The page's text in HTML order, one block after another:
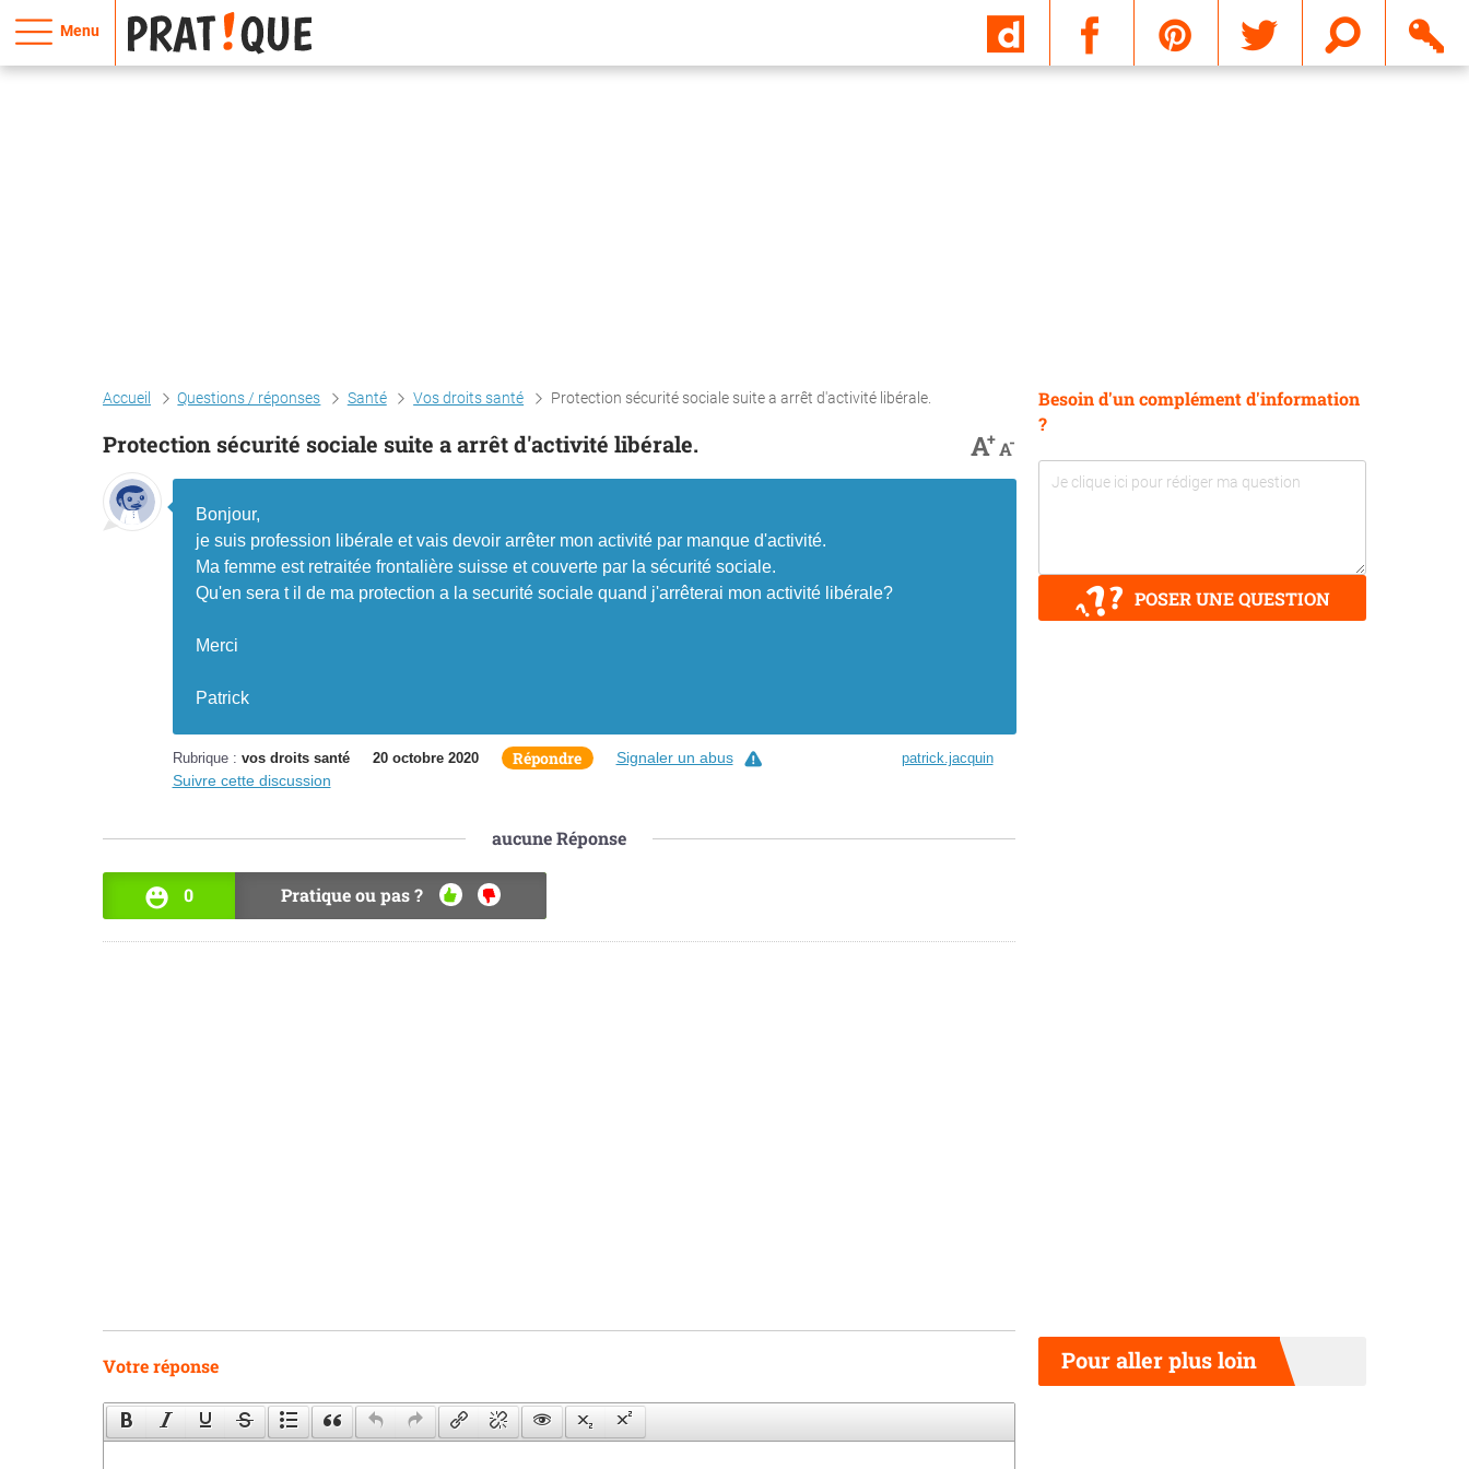
Menu
Accueil Questions / réponses Santé Vos droits santé Protection sécurité sociale suite a arrêt d'activité libérale.
Protection sécurité sociale suite a arrêt d'activité libérale. A+A-
Bonjour,
je suis profession libérale et vais devoir arrêter mon activité par manque d'activité.
Ma femme est retraitée frontalière suisse et couverte par la sécurité sociale.
Qu'en sera t il de ma protection a la securité sociale quand j'arrêterai mon activité libérale?
Merci
Patrick
Rubrique : vos droits santé 20 octobre 2020 Répondre patrick.jacquin
Signaler un abus
Suivre cette discussion
aucuneRéponse
0 Pratique ou pas ?
OUI NON
Votre réponse
Besoin d'un complément d'information
?
POSER UNE QUESTION
Pour aller plus loin